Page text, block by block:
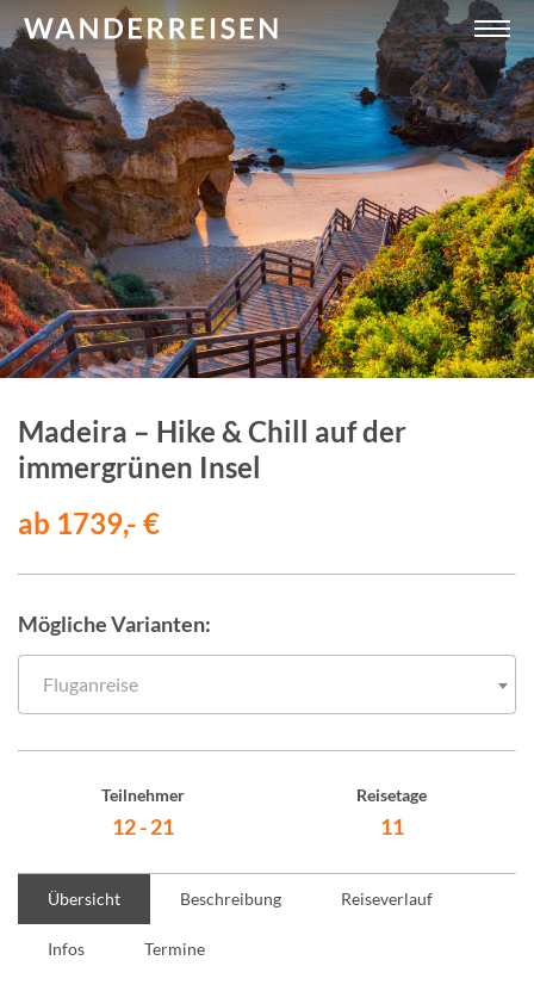
Madeira – Hike & Chill auf der
immergrünen Insel
ab 1739,- €
Mögliche Varianten:
Fluganreise
Teilnehmer
12 - 21
Reisetage
11
Übersicht Beschreibung Reiseverlauf
Infos Termine